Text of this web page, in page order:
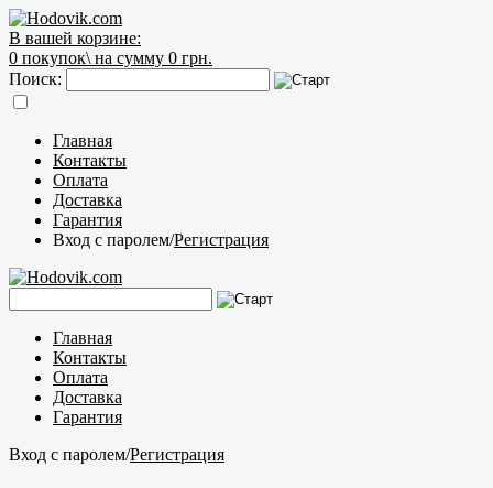
В вашей корзине:
0 покупок\ на сумму 0 грн.
Поиск:
Главная
Контакты
Оплата
Доставка
Гарантия
Вход с паролем/Регистрация
Главная
Контакты
Оплата
Доставка
Гарантия
Вход с паролем/Регистрация